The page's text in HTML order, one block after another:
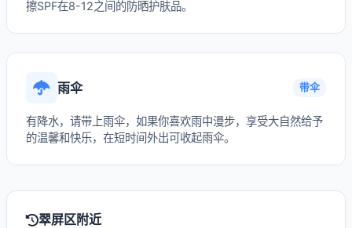
擦SPF在8-12之间的防晒护肤品。
雨伞 带伞
有降水，请带上雨伞，如果你喜欢雨中漫步，享受大自然给予
的温馨和快乐，在短时间外出可收起雨伞。
翠屏区附近